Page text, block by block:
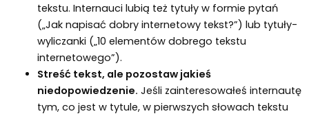
tekstu. Internauci lubią też tytuły w formie pytań
(„Jak napisać dobry internetowy tekst?”) lub tytuły-
wyliczanki („10 elementów dobrego tekstu
internetowego”).
Streść tekst, ale pozostaw jakieś
niedopowiedzenie. Jeśli zainteresowałeś internautę
tym, co jest w tytule, w pierwszych słowach tekstu